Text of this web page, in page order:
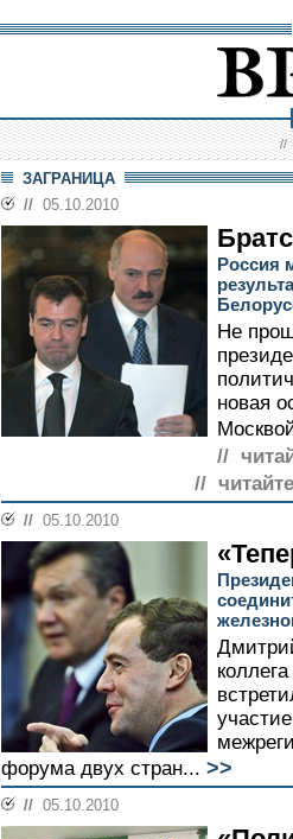
//
ЗАГРАНИЦА
// 05.10.2010
Россия
Не
новая
//
//
// 05.10.2010
форума двух стран... >>
// 05.10.2010